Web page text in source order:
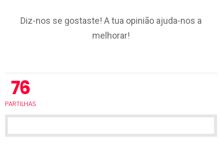
Diz-nos se gostaste! A tua opinião ajuda-nos a
melhorar!
76
PARTILHAS